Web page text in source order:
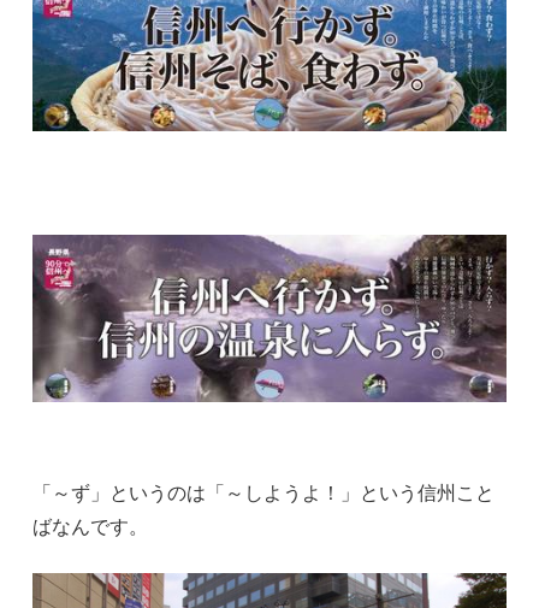
「～ず」というのは「～しようよ！」という信州こと
ばなんです。